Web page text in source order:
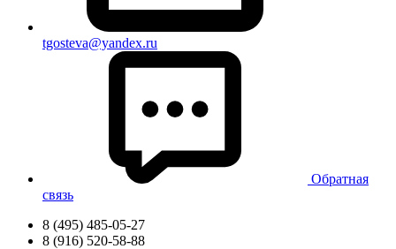
tgosteva@yandex.ru
Обратная
связь
8 (495) 485-05-27
8 (916) 520-58-88